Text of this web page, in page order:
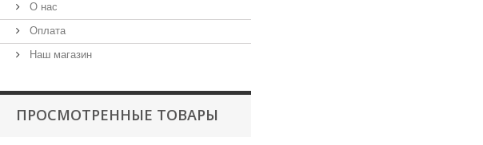
О нас
Оплата
Наш магазин
ПРОСМОТРЕННЫЕ ТОВАРЫ